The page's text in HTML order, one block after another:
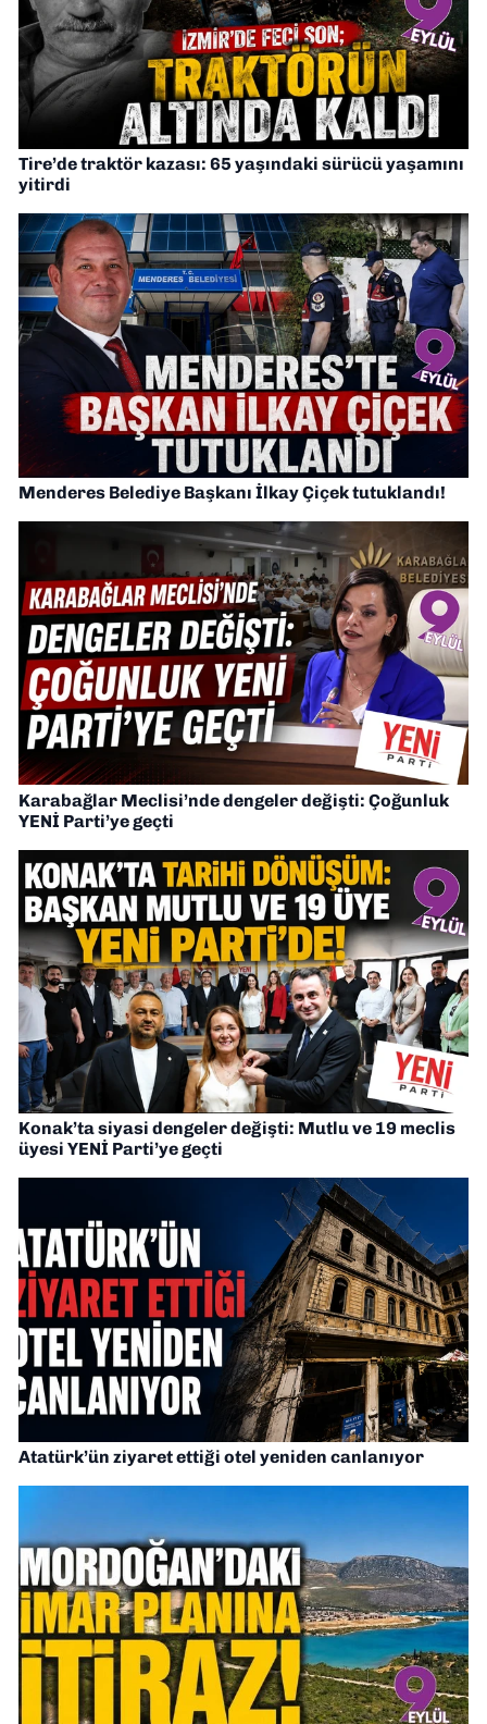
Tire’de traktör kazası: 65 yaşındaki sürücü yaşamını
yitirdi
Menderes Belediye Başkanı İlkay Çiçek tutuklandı!
Karabağlar Meclisi’nde dengeler değişti: Çoğunluk
YENİ Parti’ye geçti
Konak’ta siyasi dengeler değişti: Mutlu ve 19 meclis
üyesi YENİ Parti’ye geçti
Atatürk’ün ziyaret ettiği otel yeniden canlanıyor